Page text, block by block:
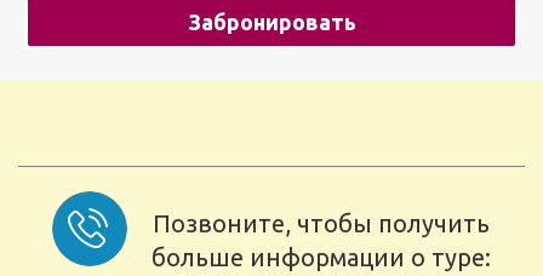
Забронировать
Позвоните, чтобы получить
больше информации о туре: